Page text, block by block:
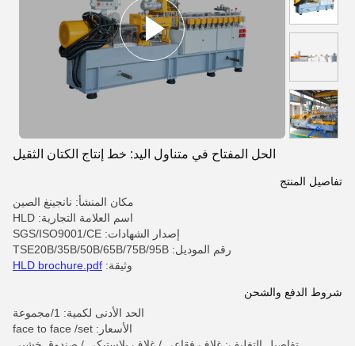
الحل المفتاح في متناول اليد: خط إنتاج الكتان الثقيل
تفاصيل المنتج
مكان المنشأ: نانجينغ الصين
اسم العلامة التجارية: HLD
إصدار الشهادات: SGS/ISO9001/CE
رقم الموديل: TSE20B/35B/50B/65B/75B/95B
وثيقة: HLD brochure.pdf
شروط الدفع والشحن
الحد الأدنى لكمية: 1/مجموعة
الأسعار: face to face /set